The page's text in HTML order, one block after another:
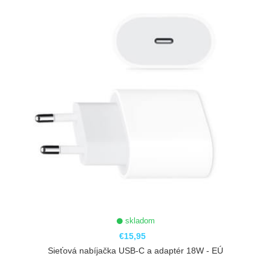
skladom
€15,95
Sieťová nabíjačka USB-C a adaptér 18W - EÚ